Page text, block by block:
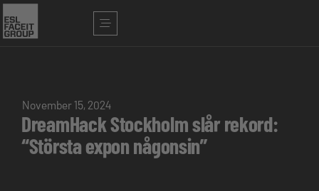
November 15, 2024
DreamHack Stockholm slår rekord:
“Största expon någonsin”